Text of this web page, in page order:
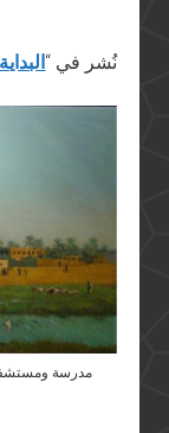
نُشر في “ البداية
مدرسة